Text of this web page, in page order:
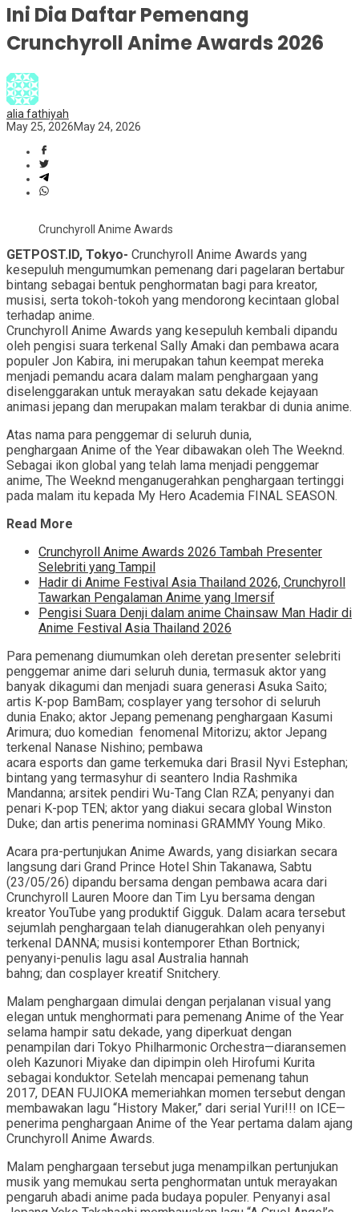
Ini Dia Daftar Pemenang
Crunchyroll Anime Awards 2026
alia fathiyah
May 25, 2026May 24, 2026
Crunchyroll Anime Awards
GETPOST.ID, Tokyo- Crunchyroll Anime Awards yang
kesepuluh mengumumkan pemenang dari pagelaran bertabur
bintang sebagai bentuk penghormatan bagi para kreator,
musisi, serta tokoh-tokoh yang mendorong kecintaan global
terhadap anime.
Crunchyroll Anime Awards yang kesepuluh kembali dipandu
oleh pengisi suara terkenal Sally Amaki dan pembawa acara
populer Jon Kabira, ini merupakan tahun keempat mereka
menjadi pemandu acara dalam malam penghargaan yang
diselenggarakan untuk merayakan satu dekade kejayaan
animasi jepang dan merupakan malam terakbar di dunia anime.
Atas nama para penggemar di seluruh dunia,
penghargaan Anime of the Year dibawakan oleh The Weeknd.
Sebagai ikon global yang telah lama menjadi penggemar
anime, The Weeknd menganugerahkan penghargaan tertinggi
pada malam itu kepada My Hero Academia FINAL SEASON.
Read More
Crunchyroll Anime Awards 2026 Tambah Presenter
Selebriti yang Tampil
Hadir di Anime Festival Asia Thailand 2026, Crunchyroll
Tawarkan Pengalaman Anime yang Imersif
Pengisi Suara Denji dalam anime Chainsaw Man Hadir di
Anime Festival Asia Thailand 2026
Para pemenang diumumkan oleh deretan presenter selebriti
penggemar anime dari seluruh dunia, termasuk aktor yang
banyak dikagumi dan menjadi suara generasi Asuka Saito;
artis K-pop BamBam; cosplayer yang tersohor di seluruh
dunia Enako; aktor Jepang pemenang penghargaan Kasumi
Arimura; duo komedian fenomenal Mitorizu; aktor Jepang
terkenal Nanase Nishino; pembawa
acara esports dan game terkemuka dari Brasil Nyvi Estephan;
bintang yang termasyhur di seantero India Rashmika
Mandanna; arsitek pendiri Wu-Tang Clan RZA; penyanyi dan
penari K-pop TEN; aktor yang diakui secara global Winston
Duke; dan artis penerima nominasi GRAMMY Young Miko.
Acara pra-pertunjukan Anime Awards, yang disiarkan secara
langsung dari Grand Prince Hotel Shin Takanawa, Sabtu
(23/05/26) dipandu bersama dengan pembawa acara dari
Crunchyroll Lauren Moore dan Tim Lyu bersama dengan
kreator YouTube yang produktif Gigguk. Dalam acara tersebut
sejumlah penghargaan telah dianugerahkan oleh penyanyi
terkenal DANNA; musisi kontemporer Ethan Bortnick;
penyanyi-penulis lagu asal Australia hannah
bahng; dan cosplayer kreatif Snitchery.
Malam penghargaan dimulai dengan perjalanan visual yang
elegan untuk menghormati para pemenang Anime of the Year
selama hampir satu dekade, yang diperkuat dengan
penampilan dari Tokyo Philharmonic Orchestra—diaransemen
oleh Kazunori Miyake dan dipimpin oleh Hirofumi Kurita
sebagai konduktor. Setelah mencapai pemenang tahun
2017, DEAN FUJIOKA memeriahkan momen tersebut dengan
membawakan lagu “History Maker,” dari serial Yuri!!! on ICE—
penerima penghargaan Anime of the Year pertama dalam ajang
Crunchyroll Anime Awards.
Malam penghargaan tersebut juga menampilkan pertunjukan
musik yang memukau serta penghormatan untuk merayakan
pengaruh abadi anime pada budaya populer. Penyanyi asal